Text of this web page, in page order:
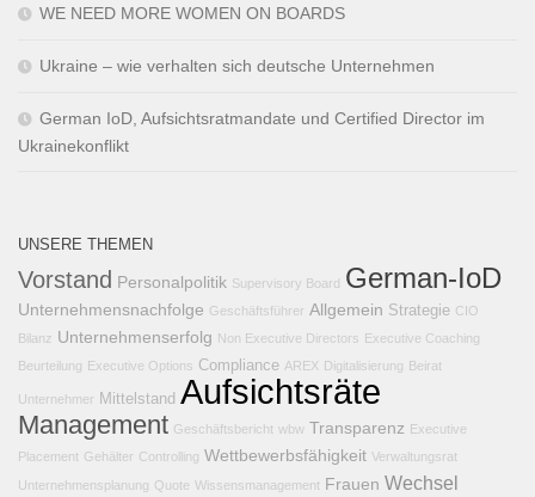
WE NEED MORE WOMEN ON BOARDS
Ukraine – wie verhalten sich deutsche Unternehmen
German IoD, Aufsichtsratmandate und Certified Director im
Ukrainekonflikt
UNSERE THEMEN
Vorstand Personalpolitik Supervisory Board German-IoD
Unternehmensnachfolge Geschäftsführer Allgemein Strategie CIO
Bilanz Unternehmenserfolg Non Executive Directors Executive Coaching
Beurteilung Executive Options Compliance AREX Digitalisierung Beirat
Unternehmer Mittelstand Aufsichtsräte
Management Geschäftsbericht wbw Transparenz Executive
Placement Gehälter Controlling Wettbewerbsfähigkeit Verwaltungsrat
Unternehmensplanung Quote Wissensmanagement Frauen Wechsel